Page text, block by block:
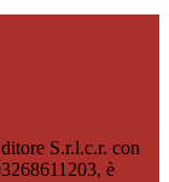
S.r.l.c.r. con
è